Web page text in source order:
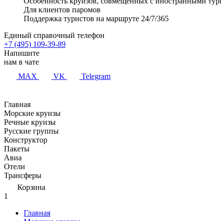
Для клиентов паромов
Поддержка туристов на маршруте 24/7/365
Единый справочный телефон
+7 (495) 109-39-89
Напишите
нам в чате
MAX
VK Telegram
Главная
Морские круизы
Речные круизы
Русские группы
Конструктор
Пакеты
Авиа
Отели
Трансферы
Корзина
1
Главная